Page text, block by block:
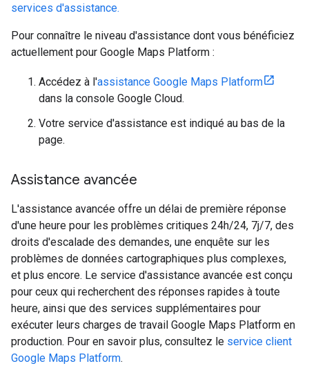
services d'assistance.
Pour connaître le niveau d'assistance dont vous bénéficiez
actuellement pour Google Maps Platform :
Accédez à l'assistance Google Maps Platform
dans la console Google Cloud.
Votre service d'assistance est indiqué au bas de la
page.
Assistance avancée
L'assistance avancée offre un délai de première réponse
d'une heure pour les problèmes critiques 24h/24, 7j/7, des
droits d'escalade des demandes, une enquête sur les
problèmes de données cartographiques plus complexes,
et plus encore. Le service d'assistance avancée est conçu
pour ceux qui recherchent des réponses rapides à toute
heure, ainsi que des services supplémentaires pour
exécuter leurs charges de travail Google Maps Platform en
production. Pour en savoir plus, consultez le service client
Google Maps Platform.